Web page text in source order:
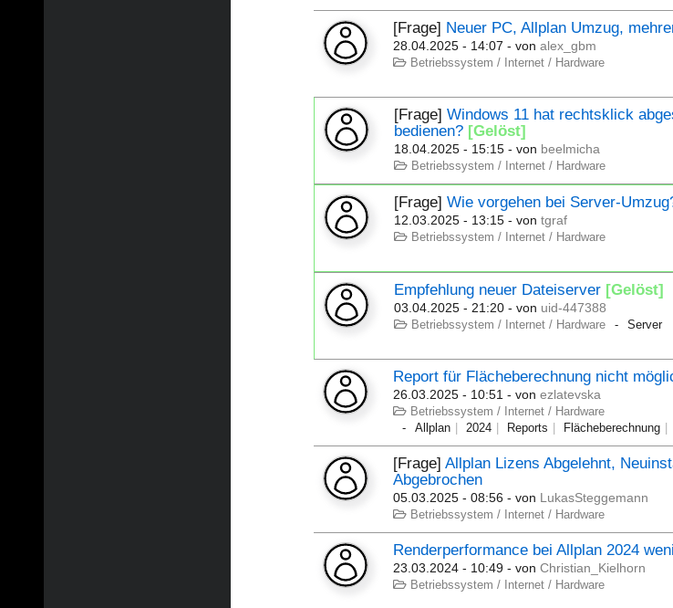
[Frage] Neuer PC, Allplan Umzug,
28.04.2025 - 14:07 - vonalex_gbm
Betriebssystem / Internet / Hardware
[Frage]Windows 11 hat rechtsklick
bedienen? [Gelöst]
18.04.2025 - 15:15 - von beelmicha
Betriebssystem / Internet / Hardware
[Frage]Wie vorgehen bei Server-
12.03.2025 - 13:15 - vontgraf
Betriebssystem / Internet / Hardware
Empfehlung neuer Dateiserver [Gelöst]
03.04.2025 - 21:20 - von uid-447388
Betriebssystem / Internet / Hardware Server
Report für Flächeberechnung nicht
26.03.2025 - 10:51 - vonezlatevska
Betriebssystem / Internet / Hardware
Allplan
2024 Reports Flächeberechnung
[Frage]Allplan Lizens Abgelehnt,
Abgebrochen
05.03.2025 - 08:56 - von LukasSteggemann
Betriebssystem / Internet / Hardware
Renderperformance bei Allplan 2024
23.03.2024 - 10:49 - vonChristian_Kielhorn
Betriebssystem / Internet / Hardware